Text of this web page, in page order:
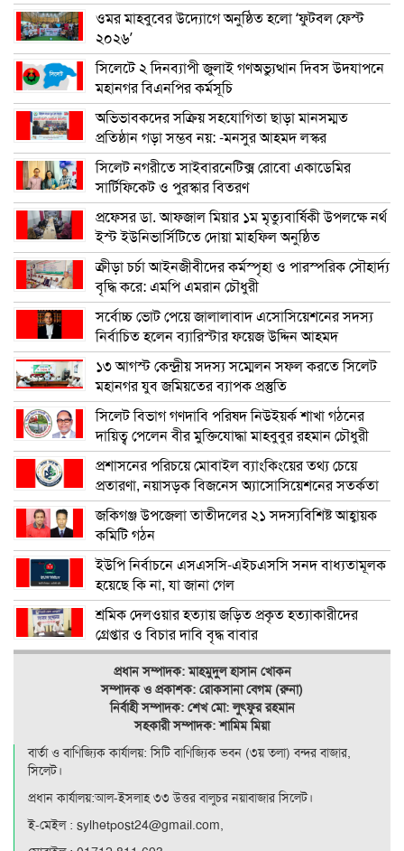
ওমর মাহবুবের উদ্যোগে অনুষ্ঠিত হলো ‘ফুটবল ফেস্ট
২০২৬’
সিলেটে ২ দিনব্যাপী জুলাই গণঅভ্যুত্থান দিবস উদযাপনে
মহানগর বিএনপির কর্মসূচি
অভিভাবকদের সক্রিয় সহযোগিতা ছাড়া মানসম্মত
প্রতিষ্ঠান গড়া সম্ভব নয়: -মনসুর আহমদ লস্কর
সিলেট নগরীতে সাইবারনেটিক্স রোবো একাডেমির
সার্টিফিকেট ও পুরস্কার বিতরণ
প্রফেসর ডা. আফজাল মিয়ার ১ম মৃত্যুবার্ষিকী উপলক্ষে নর্থ
ইস্ট ইউনিভার্সিটিতে দোয়া মাহফিল অনুষ্ঠিত
ক্রীড়া চর্চা আইনজীবীদের কর্মস্পৃহা ও পারস্পরিক সৌহার্দ্য
বৃদ্ধি করে: এমপি এমরান চৌধুরী
সর্বোচ্চ ভোট পেয়ে জালালাবাদ এসোসিয়েশনের সদস্য
নির্বাচিত হলেন ব্যারিস্টার ফয়েজ উদ্দিন আহমদ
১৩ আগস্ট কেন্দ্রীয় সদস্য সম্মেলন সফল করতে সিলেট
মহানগর যুব জমিয়তের ব্যাপক প্রস্তুতি
সিলেট বিভাগ গণদাবি পরিষদ নিউইয়র্ক শাখা গঠনের
দায়িত্ব পেলেন বীর মুক্তিযোদ্ধা মাহবুবুর রহমান চৌধুরী
প্রশাসনের পরিচয়ে মোবাইল ব্যাংকিংয়ের তথ্য চেয়ে
প্রতারণা, নয়াসড়ক বিজনেস অ্যাসোসিয়েশনের সতর্কতা
জকিগঞ্জ উপজেলা তাতীদলের ২১ সদস্যবিশিষ্ট আহ্বায়ক
কমিটি গঠন
ইউপি নির্বাচনে এসএসসি-এইচএসসি সনদ বাধ্যতামূলক
হয়েছে কি না, যা জানা গেল
শ্রমিক দেলওয়ার হত্যায় জড়িত প্রকৃত হত্যাকারীদের
গ্রেপ্তার ও বিচার দাবি বৃদ্ধ বাবার
প্রধান সম্পাদক: মাহমুদুল হাসান খোকন
সম্পাদক ও প্রকাশক: রোকসানা বেগম (রুনা)
নির্বাহী সম্পাদক: শেখ মো: লুৎফুর রহমান
সহকারী সম্পাদক: শামিম মিয়া
বার্তা ও বাণিজ্যিক কার্যালয়: সিটি বাণিজ‍্যিক ভবন (৩য় তলা) বন্দর বাজার,
সিলেট।
প্রধান কার্যালয়:আল-ইসলাহ ৩৩ উত্তর বালুচর নয়াবাজার সিলেট।
ই-মেইল : sylhetpost24@gmail.com,